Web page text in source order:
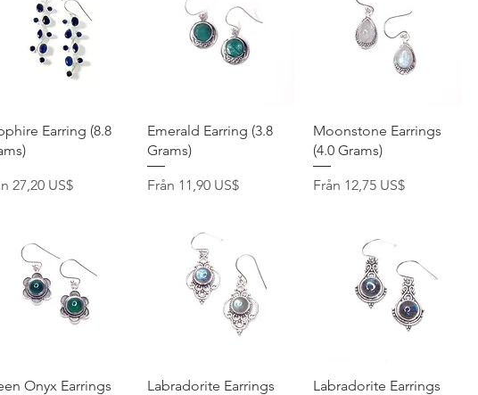
Snabbvisning
Earring (8.8
27,20 US$
Snabbvisning
Emerald Earring (3.8
Grams)
Från 11,90 US$
Reapris
Snabbvisning
Moonstone Earrings
(4.0 Grams)
Från 12,75 US$
Reapris
Snabbvisning
Onyx Earrings
Snabbvisning
Labradorite Earrings
Snabbvisning
Labradorite Earrings